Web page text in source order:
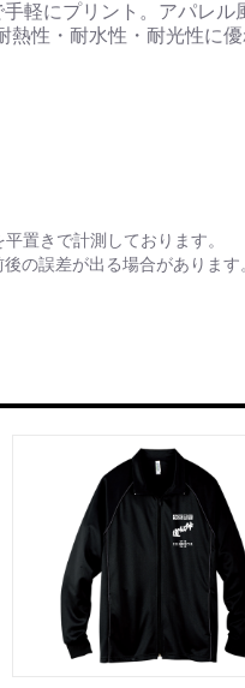
軽にプリント。アパレル
熱性・耐水性・耐光性に
置きで計測しております。
の誤差が出る場合があります